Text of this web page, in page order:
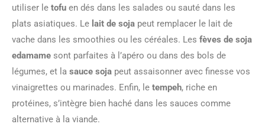
utiliser le tofu en dés dans les salades ou sauté dans les
plats asiatiques. Le lait de soja peut remplacer le lait de
vache dans les smoothies ou les céréales. Les fèves de soja
edamame sont parfaites à l’apéro ou dans des bols de
légumes, et la sauce soja peut assaisonner avec finesse vos
vinaigrettes ou marinades. Enfin, le tempeh, riche en
protéines, s’intègre bien haché dans les sauces comme
alternative à la viande.